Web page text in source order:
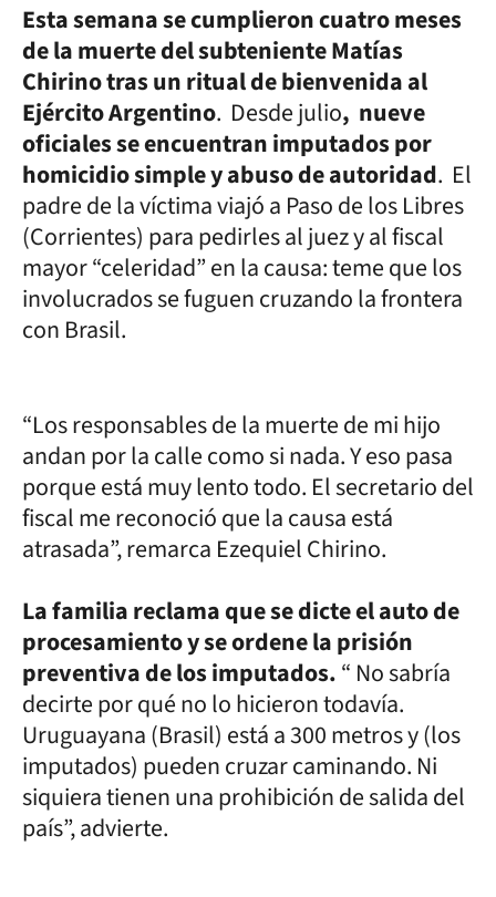
Esta semana se cumplieron cuatro meses
de la muerte del subteniente Matías
Chirino tras un ritual de bienvenida al
Ejército Argentino. Desde julio, nueve
oficiales se encuentran imputados por
homicidio simple y abuso de autoridad. El
padre de la víctima viajó a Paso de los Libres
(Corrientes) para pedirles al juez y al fiscal
mayor “celeridad” en la causa: teme que los
involucrados se fuguen cruzando la frontera
con Brasil.
“Los responsables de la muerte de mi hijo
andan por la calle como si nada. Y eso pasa
porque está muy lento todo. El secretario del
fiscal me reconoció que la causa está
atrasada”, remarca Ezequiel Chirino.
La familia reclama que se dicte el auto de
procesamiento y se ordene la prisión
preventiva de los imputados.“ No sabría
decirte por qué no lo hicieron todavía.
Uruguayana (Brasil) está a 300 metros y (los
imputados) pueden cruzar caminando. Ni
siquiera tienen una prohibición de salida del
país”, advierte.